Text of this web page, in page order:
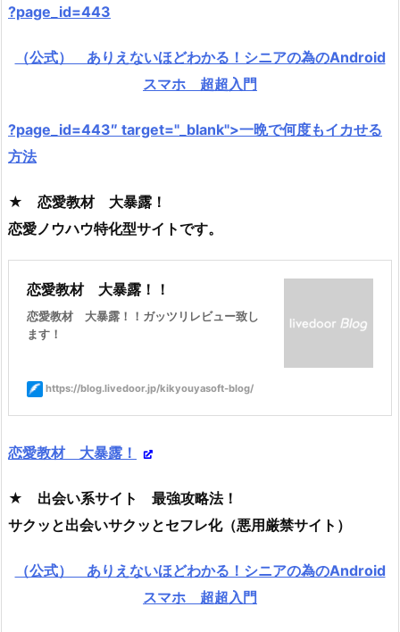
?page_id=443
（公式） ありえないほどわかる！シニアの為のAndroid
スマホ 超超入門
?page_id=443″ target="_blank">一晩で何度もイカせる
方法
★ 恋愛教材 大暴露！
恋愛ノウハウ特化型サイトです。
恋愛教材 大暴露！！
恋愛教材 大暴露！！ガッツリレビュー致し
ます！
https://blog.livedoor.jp/kikyouyasoft-blog/
恋愛教材 大暴露！
★ 出会い系サイト 最強攻略法！
サクッと出会いサクッとセフレ化（悪用厳禁サイト）
（公式） ありえないほどわかる！シニアの為のAndroid
スマホ 超超入門